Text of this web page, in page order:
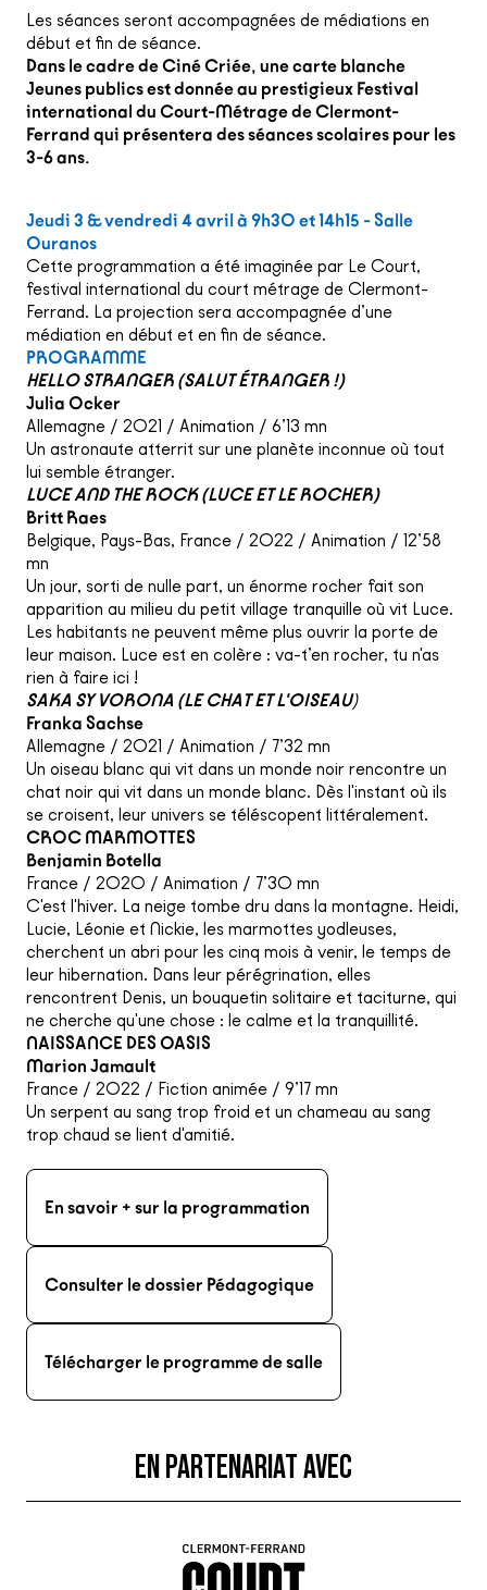
Dans le cadre de Ciné Criée, une carte blanche
Jeunes publics est donnée au prestigieux Festival
international du Court-Métrage de Clermont-
Ferrand qui présentera des séances scolaires pour les
3-6 ans.
Jeudi 3 & vendredi 4 avril à 9h30 et 14h15 - Salle
Ouranos
Cette programmation a été imaginée par Le Court,
festival international du court métrage de Clermont-
Ferrand. La projection sera accompagnée d’une
médiation en début et en fin de séance.
PROGRAMME
HELLO STRANGER (SALUT ÉTRANGER !)
Julia Ocker
Allemagne / 2021 / Animation / 6’13 mn
Un astronaute atterrit sur une planète inconnue où tout
lui semble étranger.
LUCE AND THE ROCK (LUCE ET LE ROCHER)
Britt Raes
Belgique, Pays-Bas, France / 2022 / Animation / 12’58
mn
Un jour, sorti de nulle part, un énorme rocher fait son
apparition au milieu du petit village tranquille où vit Luce.
Les habitants ne peuvent même plus ouvrir la porte de
leur maison. Luce est en colère : va-t’en rocher, tu n'as
rien à faire ici !
SAKA SY VORONA (LE CHAT ET L'OISEAU)
Franka Sachse
Allemagne / 2021 / Animation / 7’32 mn
Un oiseau blanc qui vit dans un monde noir rencontre un
chat noir qui vit dans un monde blanc. Dès l'instant où ils
se croisent, leur univers se téléscopent littéralement.
CROC MARMOTTES
Benjamin Botella
France / 2020 / Animation / 7’30 mn
C'est l'hiver. La neige tombe dru dans la montagne. Heidi,
Lucie, Léonie et Nickie, les marmottes yodleuses,
cherchent un abri pour les cinq mois à venir, le temps de
leur hibernation. Dans leur pérégrination, elles
rencontrent Denis, un bouquetin solitaire et taciturne, qui
ne cherche qu'une chose : le calme et la tranquillité.
NAISSANCE DES OASIS
Marion Jamault
France / 2022 / Fiction animée / 9’17 mn
Un serpent au sang trop froid et un chameau au sang
trop chaud se lient d'amitié.
En savoir + sur la programmation
Consulter le dossier Pédagogique
Télécharger le programme de salle
Les séances seront accompagnées de médiations en
début et fin de séance.
EN PARTENARIAT AVEC